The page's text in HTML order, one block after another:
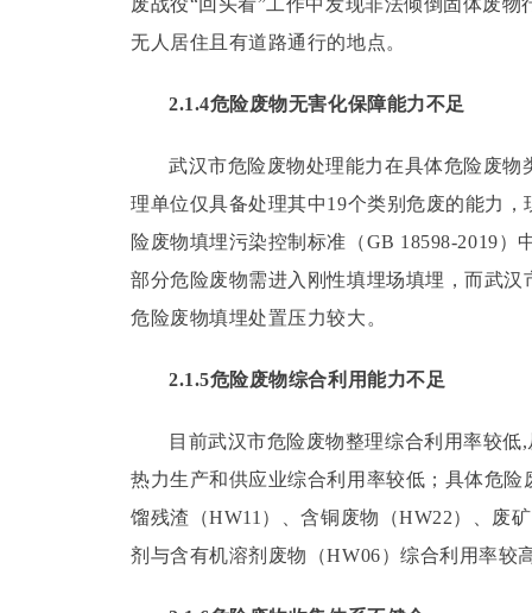
废战役“回头看”工作中发现非法倾倒固体废
无人居住且有道路通行的地点。
2.1.4危险废物无害化保障能力不足
武汉市危险废物处理能力在具体危险废
理单位仅具备处理其中19个类别危废的能力
险废物填埋污染控制标准（GB 18598-2019
部分危险废物需进入刚性填埋场填埋，而武
危险废物填埋处置压力较大。
2.1.5危险废物综合利用能力不足
目前武汉市危险废物整理综合利用率较
热力生产和供应业综合利用率较低； 具体危险
馏残渣（HW11）、含铜废物（HW22）、废
剂与含有机溶剂废物（HW06）综合利用率较